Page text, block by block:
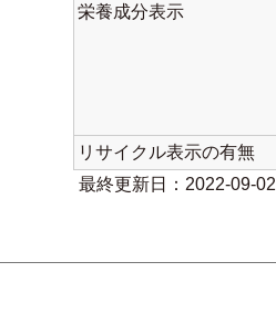
栄養成分表示
リサイクル表示の有無
最終更新日：2022-09-02